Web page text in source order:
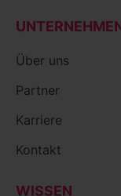
Über uns
Partner
Karriere
Kontakt
WISSEN